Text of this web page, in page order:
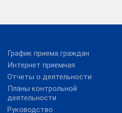
График приема граждан
Интернет приемная
Отчеты о деятельности
Планы контрольной
деятельности
Руководство